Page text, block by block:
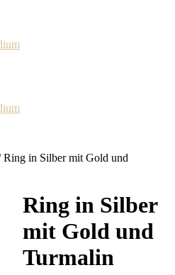
Ring in Silber mit Gold und
Ring in Silber
mit Gold und
Turmalin